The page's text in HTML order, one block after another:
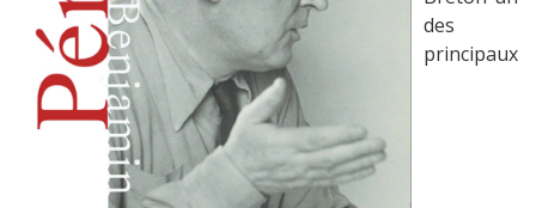
des
principaux